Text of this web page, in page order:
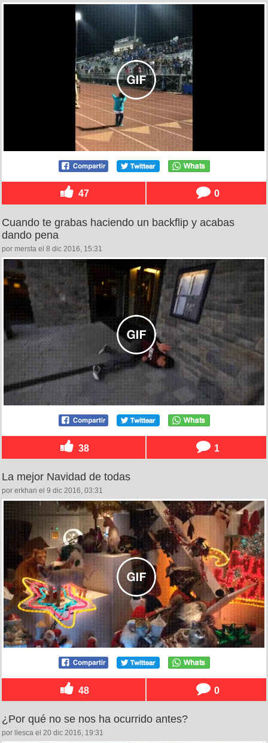
47 0
Cuando te grabas haciendo un backflip y acabas
dando pena
por mersta el 8 dic 2016, 15:31
38 1
La mejor Navidad de todas
por erkhan el 9 dic 2016, 03:31
48 0
¿Por qué no se nos ha ocurrido antes?
por llesca el 20 dic 2016, 19:31